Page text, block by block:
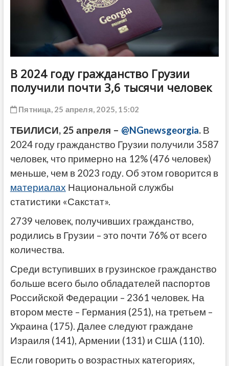
В 2024 году гражданство Грузии
получили почти 3,6 тысячи человек
Пятница, 25 апреля, 2025, 15:02
ТБИЛИСИ, 25 апреля – @NGnewsgeorgia.В
2024 году гражданство Грузии получили 3587
человек, что примерно на 12% (476 человек)
меньше, чем в 2023 году. Об этом говорится в
материалах Национальной службы
статистики «Сакстат».
2739 человек, получивших гражданство,
родились в Грузии – это почти 76% от всего
количества.
Среди вступивших в грузинское гражданство
больше всего было обладателей паспортов
Российской Федерации – 2361 человек. На
втором месте – Германия (251), на третьем –
Украина (175). Далее следуют граждане
Израиля (141), Армении (131) и США (110).
Если говорить о возрастных категориях,